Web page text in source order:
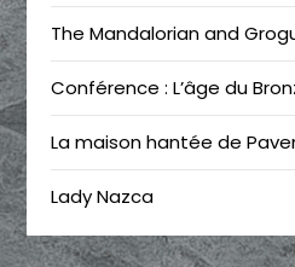
The Mandalorian and
Conférence : L’âge du
La maison hantée de
Lady Nazca